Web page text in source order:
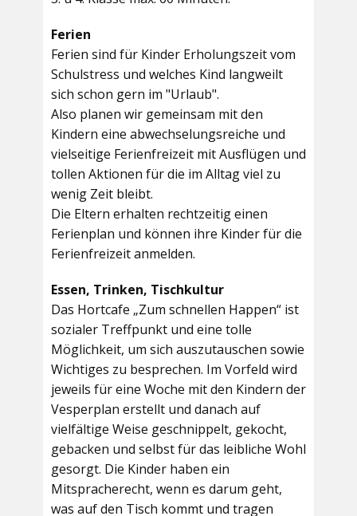
Ferien
Ferien sind für Kinder Erholungszeit vom
Schulstress und welches Kind langweilt
sich schon gern im "Urlaub".
Also planen wir gemeinsam mit den
Kindern eine abwechselungsreiche und
vielseitige Ferienfreizeit mit Ausflügen und
tollen Aktionen für die im Alltag viel zu
wenig Zeit bleibt.
Die Eltern erhalten rechtzeitig einen
Ferienplan und können ihre Kinder für die
Ferienfreizeit anmelden.
Essen, Trinken, Tischkultur
Das Hortcafe „Zum schnellen Happen“ ist
sozialer Treffpunkt und eine tolle
Möglichkeit, um sich auszutauschen sowie
Wichtiges zu besprechen. Im Vorfeld wird
jeweils für eine Woche mit den Kindern der
Vesperplan erstellt und danach auf
vielfältige Weise geschnippelt, gekocht,
gebacken und selbst für das leibliche Wohl
gesorgt. Die Kinder haben ein
Mitspracherecht, wenn es darum geht,
was auf den Tisch kommt und tragen